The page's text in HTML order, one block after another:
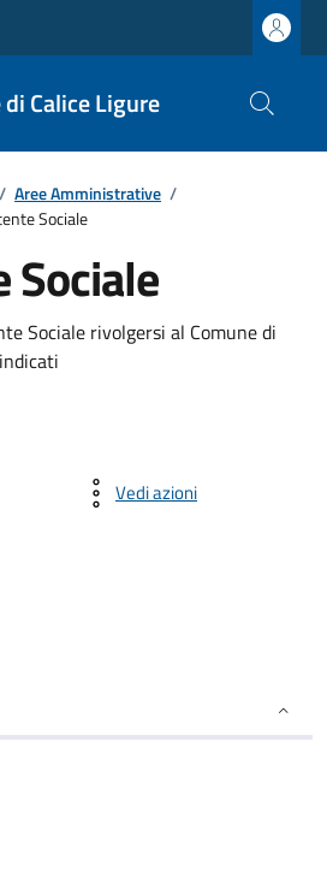
Calice Ligure
/ Aree Amministrative /
Sociale
Sociale rivolgersi al Comune di
Vedi azioni